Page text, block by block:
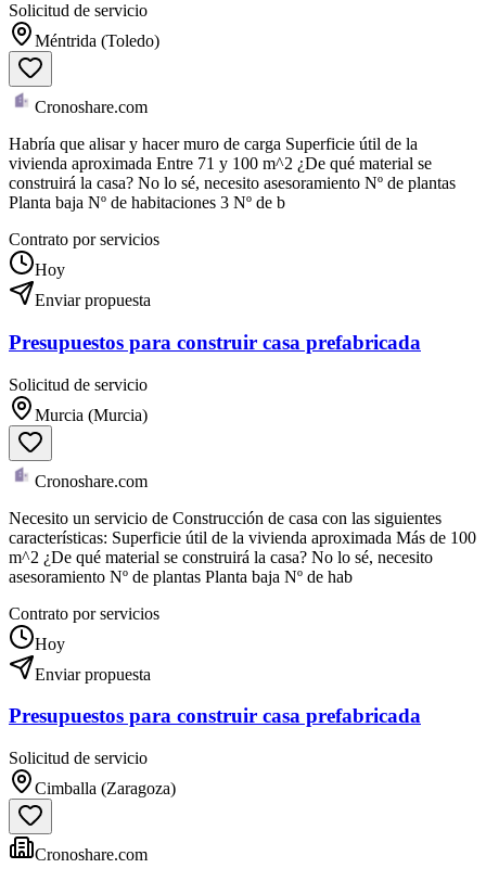
Solicitud de servicio
Méntrida (Toledo)
Cronoshare.com
Habría que alisar y hacer muro de carga Superficie útil de la
vivienda aproximada Entre 71 y 100 m^2 ¿De qué material se
construirá la casa? No lo sé, necesito asesoramiento Nº de plantas
Planta baja Nº de habitaciones 3 Nº de b
Contrato por servicios
Hoy
Enviar propuesta
Presupuestos para construir casa prefabricada
Solicitud de servicio
Murcia (Murcia)
Cronoshare.com
Necesito un servicio de Construcción de casa con las siguientes
características: Superficie útil de la vivienda aproximada Más de 100
m^2 ¿De qué material se construirá la casa? No lo sé, necesito
asesoramiento Nº de plantas Planta baja Nº de hab
Contrato por servicios
Hoy
Enviar propuesta
Presupuestos para construir casa prefabricada
Solicitud de servicio
Cimballa (Zaragoza)
Cronoshare.com